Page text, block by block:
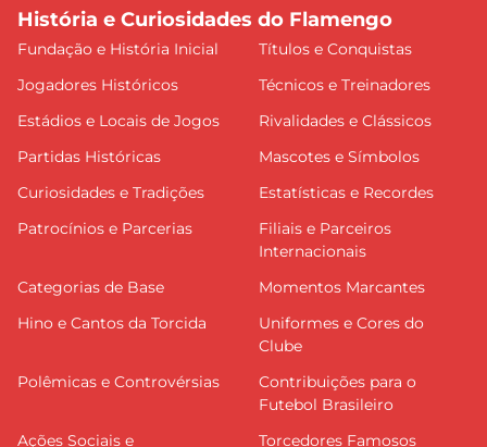
História e Curiosidades do Flamengo
Fundação e História Inicial
Títulos e Conquistas
Jogadores Históricos
Técnicos e Treinadores
Estádios e Locais de Jogos
Rivalidades e Clássicos
Partidas Históricas
Mascotes e Símbolos
Curiosidades e Tradições
Estatísticas e Recordes
Patrocínios e Parcerias
Filiais e Parceiros
Internacionais
Categorias de Base
Momentos Marcantes
Hino e Cantos da Torcida
Uniformes e Cores do
Clube
Polêmicas e Controvérsias
Contribuições para o
Futebol Brasileiro
Ações Sociais e
Torcedores Famosos